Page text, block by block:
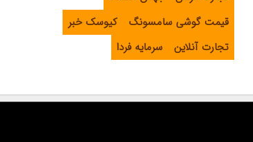
قیمت گوشی سامسونگ
کیوسک خبر
تجارت آنلاین
سرمایه فردا